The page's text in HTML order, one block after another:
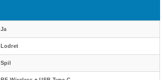
Ja
Lodret
Spil